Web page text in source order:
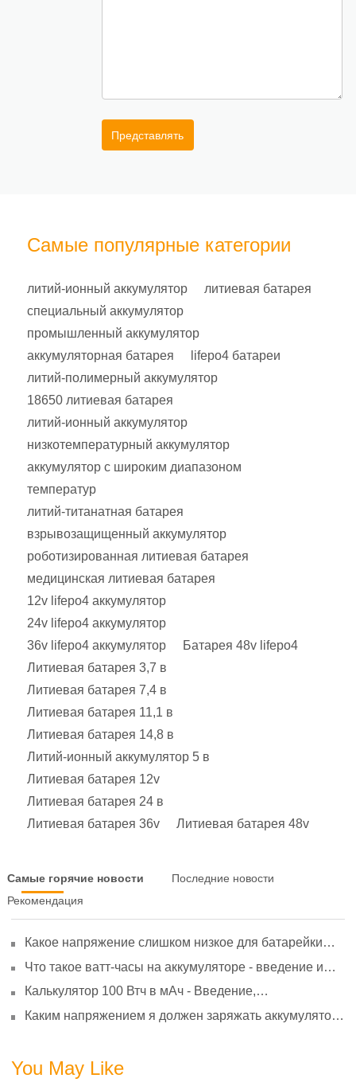
Представлять
Самые популярные категории
литий-ионный аккумулятор
литиевая батарея
специальный аккумулятор
промышленный аккумулятор
аккумуляторная батарея
lifepo4 батареи
литий-полимерный аккумулятор
18650 литиевая батарея
литий-ионный аккумулятор
низкотемпературный аккумулятор
аккумулятор с широким диапазоном
температур
литий-титанатная батарея
взрывозащищенный аккумулятор
роботизированная литиевая батарея
медицинская литиевая батарея
12v lifepo4 аккумулятор
24v lifepo4 аккумулятор
36v lifepo4 аккумулятор
Батарея 48v lifepo4
Литиевая батарея 3,7 в
Литиевая батарея 7,4 в
Литиевая батарея 11,1 в
Литиевая батарея 14,8 в
Литий-ионный аккумулятор 5 в
Литиевая батарея 12v
Литиевая батарея 24 в
Литиевая батарея 36v
Литиевая батарея 48v
Самые горячие новости
Последние новости
Рекомендация
Какое напряжение слишком низкое для батарейки
старение
Что такое ватт-часы на аккумуляторе - введение и
Калькулятор 100 Втч в мАч - Введение,
Каким напряжением я должен заряжать аккумулятор
You May Like